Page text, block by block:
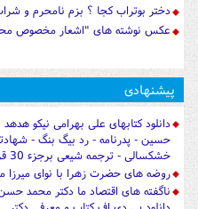
دختر بوتراب کجا ؟ بزم نامحرم و
عکس نوشته های "اشعار مخصوص
پیشنهادی
دانلود کتابهای علی بهرامی نیکو
حسین - پدرنامه - رد بیگ بنگ -
خشکسالی - ترجمه شیعی برجزء 30 قرآن
روضه های حضرت زهرا با نوای میرزا
ناگفته های اقتصاد ما دکتر محمد